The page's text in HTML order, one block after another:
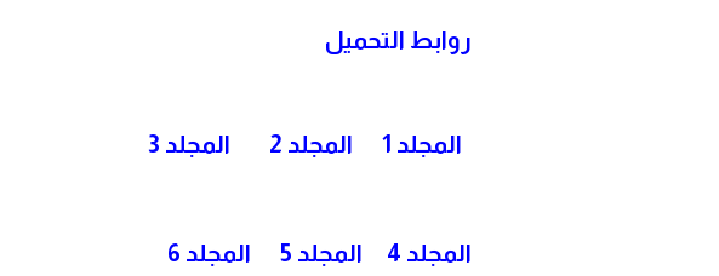
روابط التحميل
المجلد 1 المجلد 2 المجلد 3
المجلد 4 المجلد 5 المجلد 6